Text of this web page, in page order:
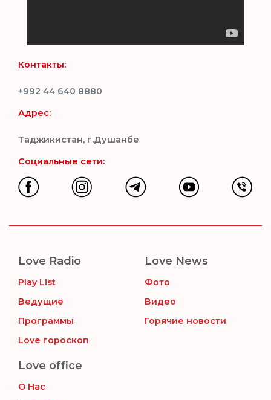
Контакты:
+992 44 640 8880
Адрес:
Таджикистан, г.Душанбе
Социальные сети:
Love Radio
Play List
Ведущие
Программы
Love гороскоп
Love News
Фото
Видео
Горячие новости
Love office
О Нас